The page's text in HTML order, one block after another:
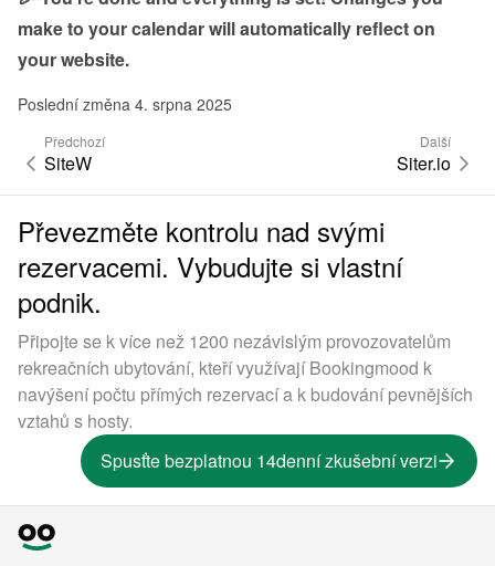
make to your calendar will automatically reflect on
your website.
Poslední změna 4. srpna 2025
Předchozí
SiteW
Další
Siter.io
Převezměte kontrolu nad svými
rezervacemi. Vybudujte si vlastní
podnik.
Připojte se k více než 1200 nezávislým provozovatelům
rekreačních ubytování, kteří využívají Bookingmood k
navýšení počtu přímých rezervací a k budování pevnějších
vztahů s hosty.
Spusťte bezplatnou 14denní zkušební verzi